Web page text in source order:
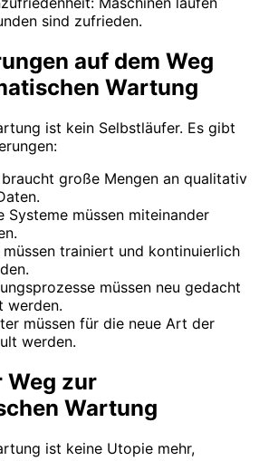
sind zufrieden.
auf dem Weg
Wartung
ist kein Selbstläufer. Es gibt
braucht große Mengen an qualitativ
Systeme müssen miteinander
müssen trainiert und kontinuierlich
müssen neu gedacht
werden.
müssen für die neue Art der
werden.
Weg zur
Wartung
ist keine Utopie mehr,